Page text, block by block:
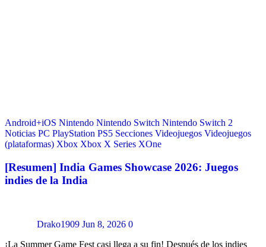
Android+iOS Nintendo Nintendo Switch Nintendo Switch 2
Noticias PC PlayStation PS5 Secciones Videojuegos Videojuegos
(plataformas) Xbox Xbox X Series XOne
[Resumen] India Games Showcase 2026: Juegos
indies de la India
Drako1909 Jun 8, 2026 0
¡La Summer Game Fest casi llega a su fin! Después de los indies